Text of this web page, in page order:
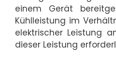
einem Gerät
Kühlleistung im
elektrischer Leistung
dieser Leistung